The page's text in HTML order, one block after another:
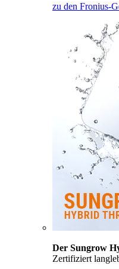
zu den Fronius-
Der Sungrow
Zertifiziert